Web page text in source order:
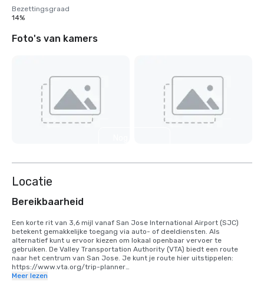
Bezettingsgraad
14%
Foto's van kamers
Locatie
Bereikbaarheid
Een korte rit van 3,6 mijl vanaf San Jose International Airport (SJC)
betekent gemakkelijke toegang via auto- of deeldiensten. Als
alternatief kunt u ervoor kiezen om lokaal openbaar vervoer te
gebruiken. De Valley Transportation Authority (VTA) biedt een route
naar het centrum van San Jose. Je kunt je route hier uitstippelen:
https://www.vta.org/trip-planner
Meer lezen